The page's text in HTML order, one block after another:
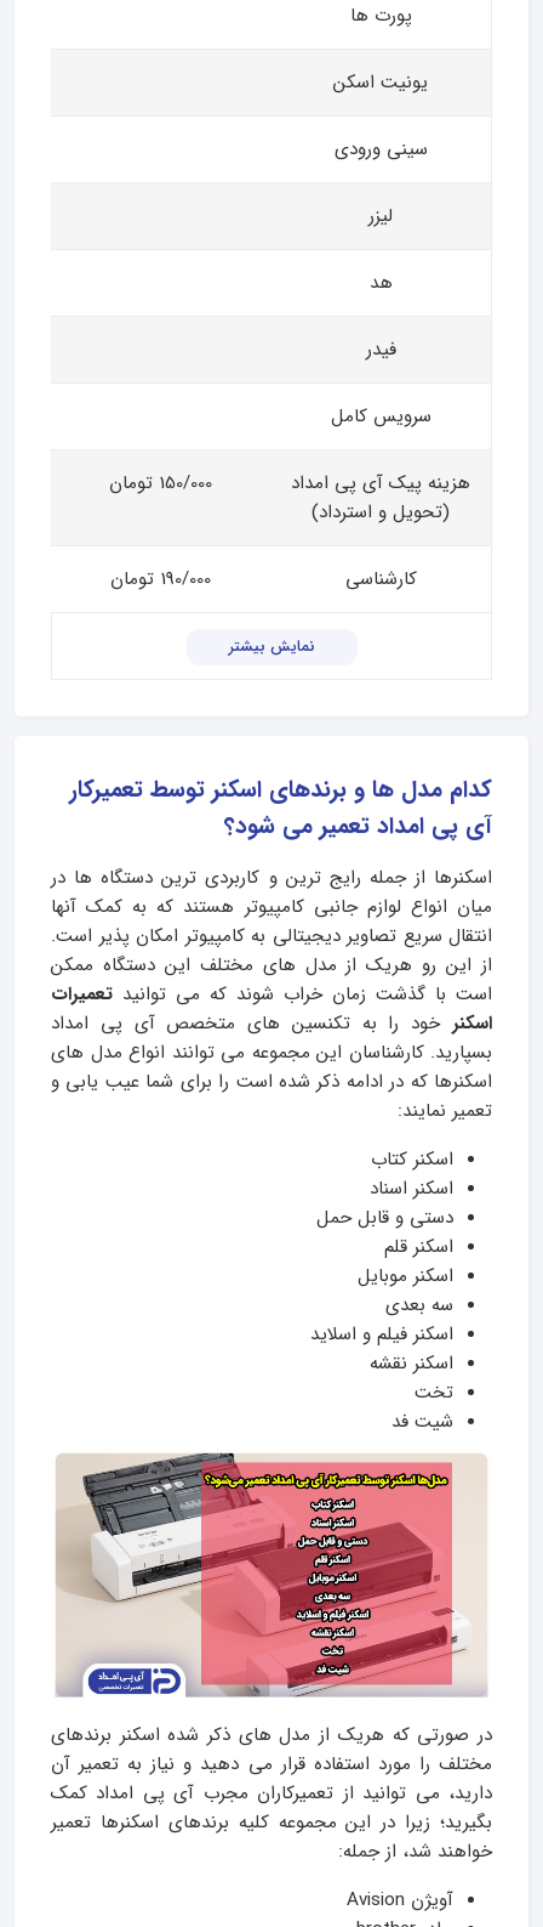
پورت ها
یونیت اسکن
سینی ورودی
لیزر
هد
فیدر
سرویس کامل
هزینه پیک آی پی امداد
(تحویل و استرداد)
150/000 تومان
کارشناسی 190/000 تومان
نمایش بیشتر
کدام مدل ها و برندهای اسکنر توسط تعمیرکار
آی پی امداد تعمیر می شود؟
اسکنرها از جمله رایج ترین و کاربردی ترین دستگاه ها در
میان انواع لوازم جانبی کامپیوتر هستند که به کمک آنها
انتقال سریع تصاویر دیجیتالی به کامپیوتر امکان پذیر است.
از این رو هریک از مدل های مختلف این دستگاه ممکن
است با گذشت زمان خراب شوند که می توانید تعمیرات
اسکنر خود را به تکنسین های متخصص آی پی امداد
بسپارید. کارشناسان این مجموعه می توانند انواع مدل های
اسکنرها که در ادامه ذکر شده است را برای شما عیب یابی و
تعمیر نمایند:
اسکنر کتاب
اسکنر اسناد
دستی و قابل حمل
اسکنر قلم
اسکنر موبایل
سه بعدی
اسکنر فیلم و اسلاید
اسکنر نقشه
تخت
شیت فد
در صورتی که هریک از مدل های ذکر شده اسکنر برندهای
مختلف را مورد استفاده قرار می دهید و نیاز به تعمیر آن
دارید، می توانید از تعمیرکاران مجرب آی پی امداد کمک
بگیرید؛ زیرا در این مجموعه کلیه برندهای اسکنرها تعمیر
خواهند شد، از جمله:
آویژن Avision